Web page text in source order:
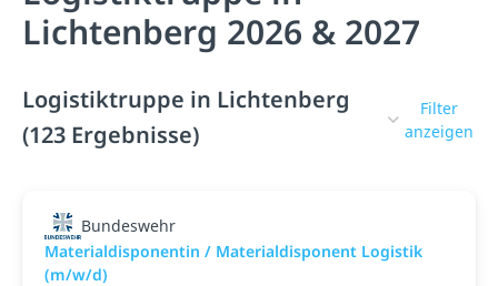
Lichtenberg 2026 & 2027
Logistiktruppe in Lichtenberg
(123 Ergebnisse)
Filter
anzeigen
Bundeswehr
Materialdisponentin / Materialdisponent Logistik
(m/w/d)